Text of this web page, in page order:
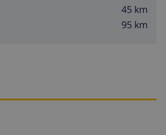
45 km
95 km